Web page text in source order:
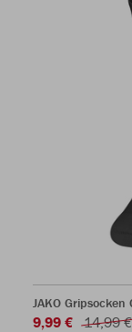
JAKO Gripsocken
9,99 € 14,99 €